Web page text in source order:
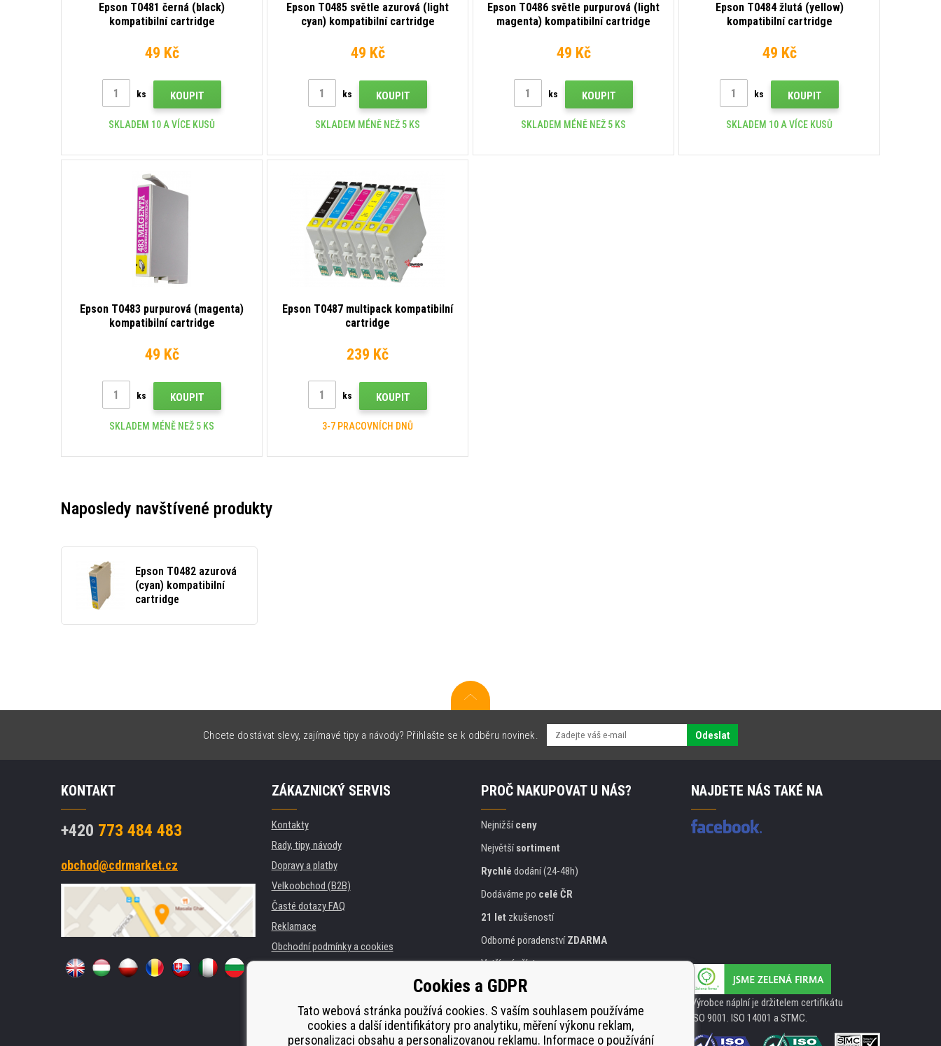
Epson T0481 černá (black)
kompatibilní cartridge
49 Kč
ks KOUPIT
SKLADEM 10 A VÍCE KUSŮ
Epson T0485 světle azurová (light
cyan) kompatibilní cartridge
49 Kč
ks KOUPIT
SKLADEM MÉNĚ NEŽ 5 KS
Epson T0486 světle purpurová (light
magenta) kompatibilní cartridge
49 Kč
ks KOUPIT
SKLADEM MÉNĚ NEŽ 5 KS
Epson T0484 žlutá (yellow)
kompatibilní cartridge
49 Kč
ks KOUPIT
SKLADEM 10 A VÍCE KUSŮ
Epson T0483 purpurová (magenta)
kompatibilní cartridge
49 Kč
ks KOUPIT
SKLADEM MÉNĚ NEŽ 5 KS
Epson T0487 multipack kompatibilní
cartridge
239 Kč
ks KOUPIT
3-7 PRACOVNÍCH DNŮ
Naposledy navštívené produkty
Epson T0482 azurová
(cyan) kompatibilní
cartridge
Chcete dostávat slevy, zajímavé tipy a návody? Přihlašte se k odběru novinek. Odeslat
KONTAKT
+420 773 484 483
obchod@cdrmarket.cz
ZÁKAZNICKÝ SERVIS
Kontakty
Rady, tipy, návody
Dopravy a platby
Velkoobchod (B2B)
Časté dotazy FAQ
Reklamace
Obchodní podmínky a cookies
Pronájem tiskáren
Náhradní plnění
PROČ NAKUPOVAT U NÁS?
Nejnižšíceny
Největšísortiment
Rychlé dodání (24-48h)
Dodáváme po celé ČR
21 let zkušeností
Odborné poradenstvíZDARMA
Vstřícný přístup
Zlatýcertifikát
Bezpečnéon-line platby
NAJDETE NÁS TAKÉ NA
Výrobce náplní je držitelem certifikátu
ISO 9001. ISO 14001 a STMC.
Cookies a GDPR
Tato webová stránka používá cookies. S vaším souhlasem používáme
cookies a další identifikátory pro analytiku, měření výkonu reklam,
personalizaci obsahu a personalizovanou reklamu. Informace o používání